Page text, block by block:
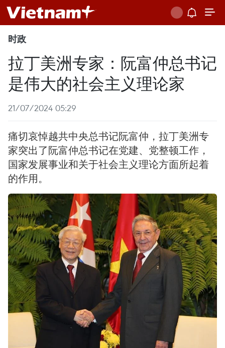
时政
拉丁美洲专家：阮富仲总书记
是伟大的社会主义理论家
21/07/2024 05:29
痛切哀悼越共中央总书记阮富仲，拉丁美洲专
家突出了阮富仲总书记在党建、党整顿工作，
国家发展事业和关于社会主义理论方面所起着
的作用。